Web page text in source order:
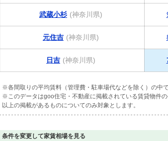
武蔵小杉 (神奈川県)
元住吉 (神奈川県)
日吉 (神奈川県)
※各間取りの平均賃料（管理費・駐車場代などを除く）の中
※このデータはgoo住宅・不動産に掲載されている賃貸物件
以上の掲載があるものについてのみ対象とします。
条件を変更して家賃相場を見る